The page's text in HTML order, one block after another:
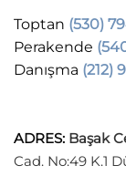
Toptan (530)
Perakende
Danışma (212)
ADRES: Başak
Cad. No:49 K.1